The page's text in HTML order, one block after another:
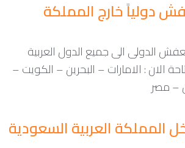
دولياً خارج المملكة
الدولى الى جميع الدول العربية
الان : الامارات – البحرين – الكويت –
– مصر
العربية السعودية